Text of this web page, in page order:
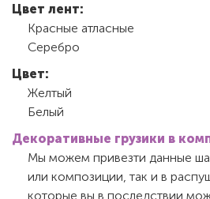
Цвет лент:
Красные атласные
Серебро
Цвет:
Желтый
Белый
Декоративные грузики в
Мы можем привезти данные
или композиции, так и в
которые вы в последствии